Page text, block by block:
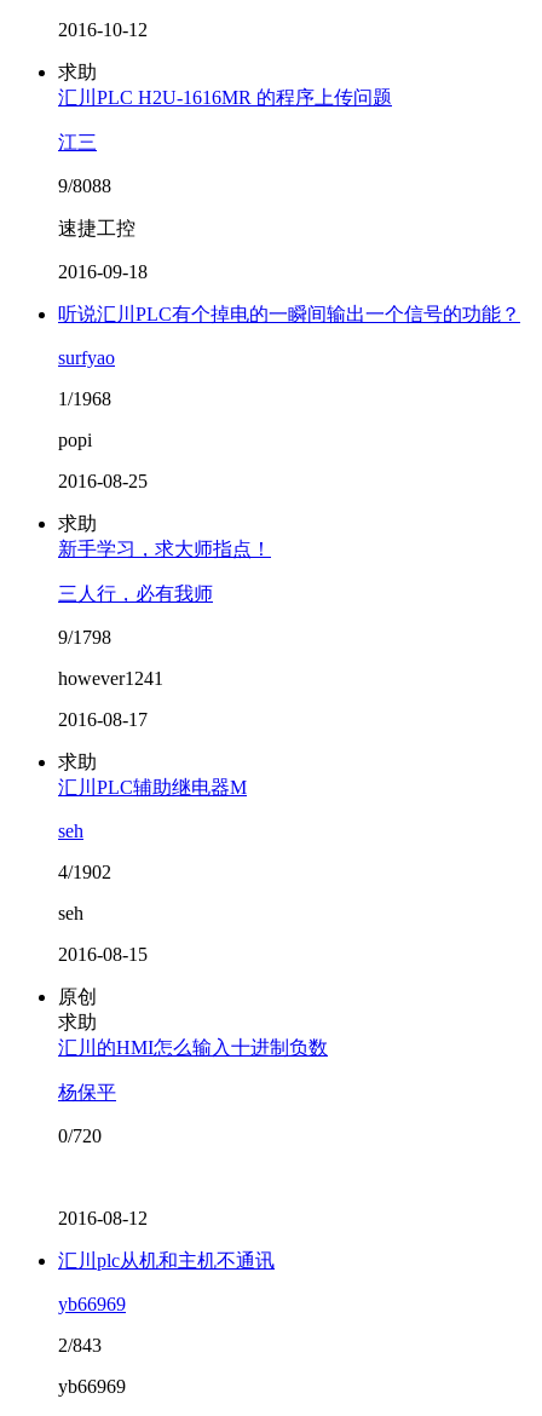
2016-10-12
求助
汇川PLC H2U-1616MR 的程序上传问题
江三
9/8088
速捷工控
2016-09-18
听说汇川PLC有个掉电的一瞬间输出一个信号的功能？
surfyao
1/1968
popi
2016-08-25
求助
新手学习，求大师指点！
三人行，必有我师
9/1798
however1241
2016-08-17
求助
汇川PLC辅助继电器M
seh
4/1902
seh
2016-08-15
原创
求助
汇川的HMI怎么输入十进制负数
杨保平
0/720
2016-08-12
汇川plc从机和主机不通讯
yb66969
2/843
yb66969